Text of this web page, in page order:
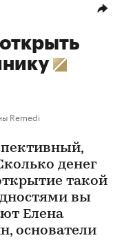
Remedi
денег
такой
вы
Елена
основатели